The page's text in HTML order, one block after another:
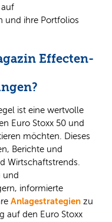
und ihre Portfolios
Effecten-
ist eine wertvolle
Euro Stoxx 50 und
möchten. Dieses
Berichte und
Wirtschaftstrends.
und
informierte
Anlagestrategien zu
auf den Euro Stoxx